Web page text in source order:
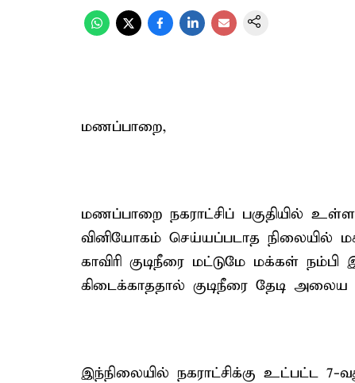
மணப்பாறை,
மணப்பாறை நகராட்சிப் பகுதியில் உள்ள
வினியோகம் செய்யப்படாத நிலையில்
காவிரி குடிநீரை மட்டுமே மக்கள்
கிடைக்காததால் குடிநீரை தேடி
இந்நிலையில் நகராட்சிக்கு உட்பட்ட 7-